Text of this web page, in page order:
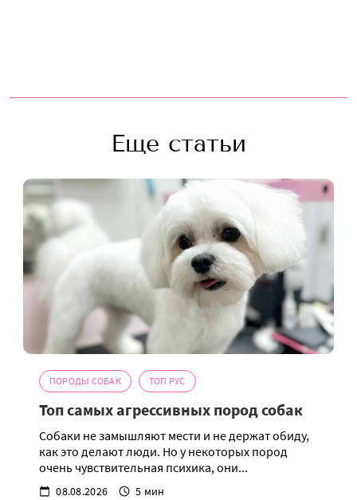
Еще статьи
ПОРОДЫ СОБАК ТОП РУС
Топ самых агрессивных пород собак
Собаки не замышляют мести и не держат обиду,
как это делают люди. Но у некоторых пород
очень чувствительная психика, они...
08.08.2026 5 мин